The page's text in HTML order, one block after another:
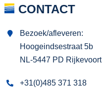
CONTACT
Bezoek/afleveren:
Hoogeindsestraat 5b
NL-5447 PD Rijkevoort
+31(0)485 371 318